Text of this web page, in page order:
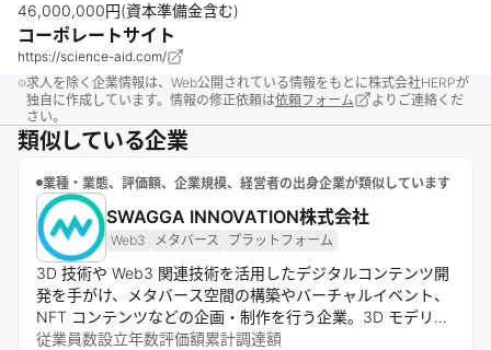
46,000,000円(資本準備金含む)
コーポレートサイト
https://science-aid.com/
求人を除く企業情報は、Web公開されている情報をもとに株式会社HERPが
独自に作成しています。情報の修正依頼は依頼フォーム
よりご連絡くだ
さい。
類似している企業
業種・業態、評価額、企業規模、経営者の出身企業が類似しています
SWAGGA INNOVATION株式会社
Web3 メタバース プラットフォーム
3D 技術や Web3 関連技術を活用したデジタルコンテンツ開
発を手がけ、メタバース空間の構築やバーチャルイベント、
NFT コンテンツなどの企画・制作を行う企業。3D モデリン
グや没入型体験設計を強みとし、仮想空間を活用した新たな
従業員数設立年数評価額累計調達額